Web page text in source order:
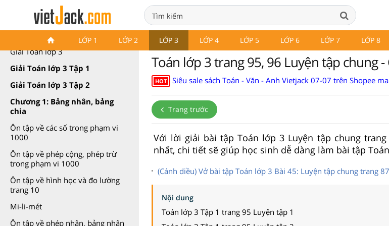
LỚP 1 LỚP 2 LỚP 3 LỚP 4 LỚP 5 LỚP 6 LỚP 7 LỚP 8
Toán lớp 3 Cánh diều
Giải Toán lớp 3
Giải Toán lớp 3 Tập 1
Giải Toán lớp 3 Tập 2
Chương 1: Bảng nhân, bảng
chia
Ôn tập về các số trong phạm vi
1000
Ôn tập về phép cộng, phép trừ
trong phạm vi 1000
Ôn tập về hình học và đo lường
trang 10
Mi-li-mét
Ôn tập về phép nhân, bảng nhân
Toán lớp 3 trang 95, 96 Luyện tập chung -
HOT Siêu sale sách Toán - Văn - Anh Vietjack 07-07 trên Shopee
Trang trước
Với lời giải bài tập Toán lớp 3 Luyện tập chung trang
nhất, chi tiết sẽ giúp học sinh dễ dàng làm bài tập
(Cánh diều) Vở bài tập Toán lớp 3 Bài 45: Luyện tập chung trang
Nội dung
Toán lớp 3 Tập 1 trang 95 Luyện tập 1